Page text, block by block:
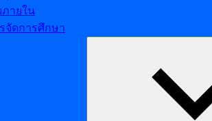
ายใน
จัดการศึกษา